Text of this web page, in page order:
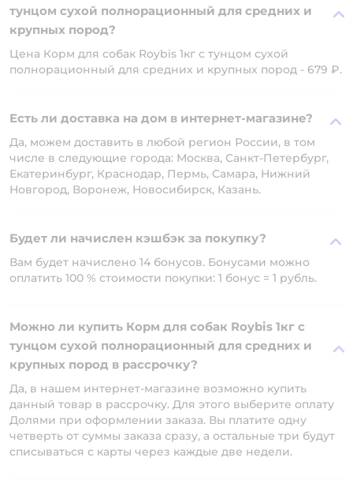
тунцом сухой полнорационный для средних и
крупных пород?
Цена Корм для собак Roybis 1кг с тунцом сухой
полнорационный для средних и крупных пород - 679 ₽.
Есть ли доставка на дом в интернет-магазине?
Да, можем доставить в любой регион России, в том
числе в следующие города: Москва, Санкт-Петербург,
Екатеринбург, Краснодар, Пермь, Самара, Нижний
Новгород, Воронеж, Новосибирск, Казань.
Будет ли начислен кэшбэк за покупку?
Вам будет начислено 14 бонусов. Бонусами можно
оплатить 100 % стоимости покупки: 1 бонус = 1 рубль.
Можно ли купить Корм для собак Roybis 1кг с
тунцом сухой полнорационный для средних и
крупных пород в рассрочку?
Да, в нашем интернет-магазине возможно купить
данный товар в рассрочку. Для этого выберите оплату
Долями при оформлении заказа. Вы платите одну
четверть от суммы заказа сразу, а остальные три будут
списываться с карты через каждые две недели.